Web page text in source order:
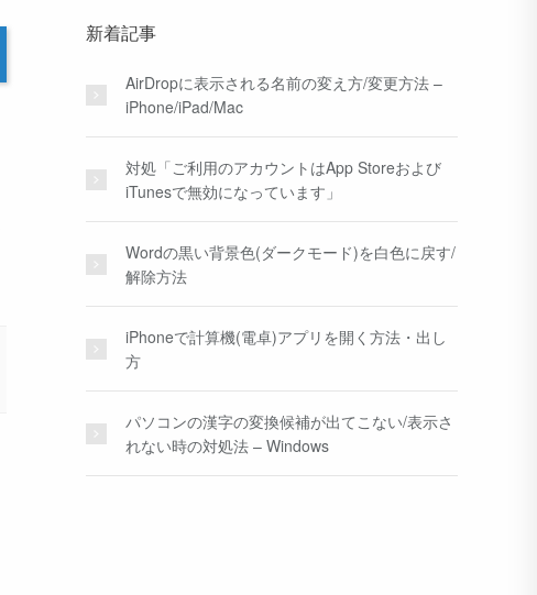
新着記事
AirDropに表示される名前の変え方/変更方法 –
iPhone/iPad/Mac
対処「ご利用のアカウントはApp Storeおよび
iTunesで無効になっています」
Wordの黒い背景色(ダークモード)を白色に戻す/
解除方法
iPhoneで計算機(電卓)アプリを開く方法・出し
方
パソコンの漢字の変換候補が出てこない/表示さ
れない時の対処法 – Windows